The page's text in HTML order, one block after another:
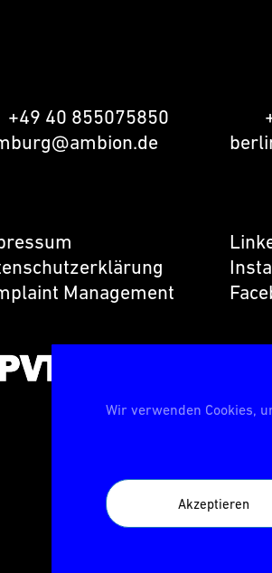
Wir verwenden Cookies,
Akzeptieren
+49 40 855075850
Management
ist zertifiziert